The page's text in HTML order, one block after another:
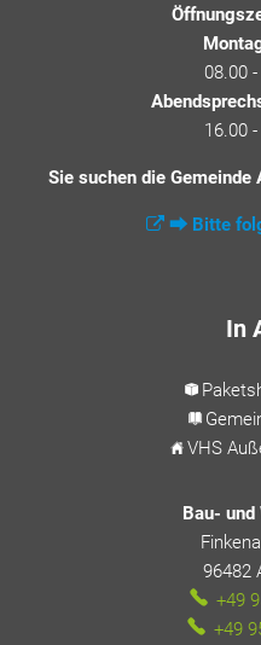
08.00
16.00
Sie suchen die
⮕ Bitte
In
VHS
Bau-
96482
+49
+49